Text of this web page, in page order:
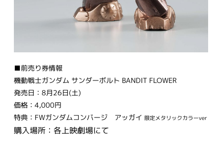
■前売り券情報
機動戦士ガンダム サンダーボルト BANDIT FLOWER
発売日：8月26日(土)
価格：4,000円
特典：FWガンダムコンバージ アッガイ 限定メタリックカラーver
購入場所：各上映劇場にて